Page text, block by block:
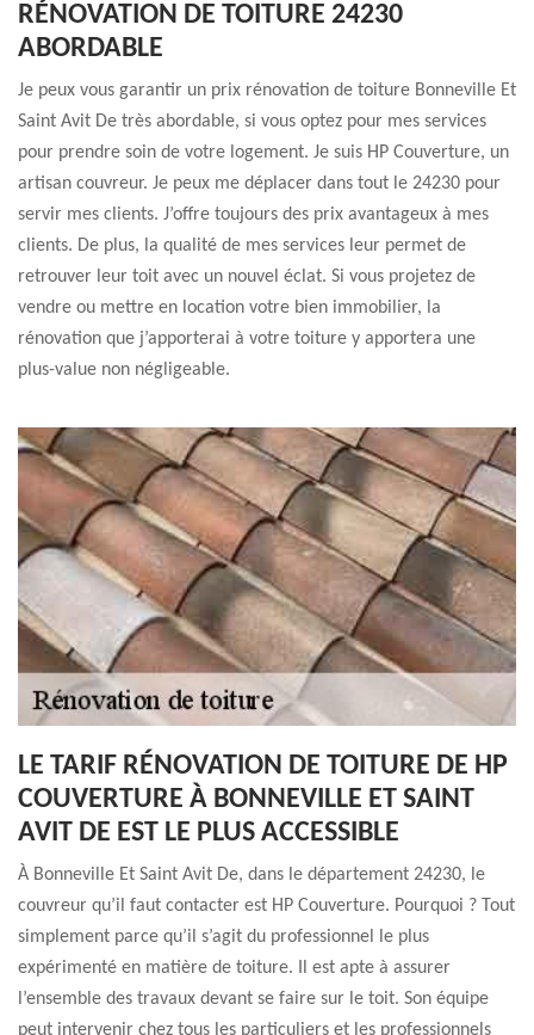
RÉNOVATION DE TOITURE 24230
ABORDABLE
Je peux vous garantir un prix rénovation de toiture Bonneville Et
Saint Avit De très abordable, si vous optez pour mes services
pour prendre soin de votre logement. Je suis HP Couverture, un
artisan couvreur. Je peux me déplacer dans tout le 24230 pour
servir mes clients. J’offre toujours des prix avantageux à mes
clients. De plus, la qualité de mes services leur permet de
retrouver leur toit avec un nouvel éclat. Si vous projetez de
vendre ou mettre en location votre bien immobilier, la
rénovation que j’apporterai à votre toiture y apportera une
plus-value non négligeable.
LE TARIF RÉNOVATION DE TOITURE DE HP
COUVERTURE À BONNEVILLE ET SAINT
AVIT DE EST LE PLUS ACCESSIBLE
À Bonneville Et Saint Avit De, dans le département 24230, le
couvreur qu’il faut contacter est HP Couverture. Pourquoi ? Tout
simplement parce qu’il s’agit du professionnel le plus
expérimenté en matière de toiture. Il est apte à assurer
l’ensemble des travaux devant se faire sur le toit. Son équipe
peut intervenir chez tous les particuliers et les professionnels